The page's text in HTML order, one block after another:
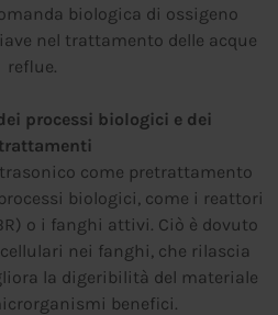
biologica di ossigeno
nel trattamento delle acque
reflue.
processi biologici e dei
come pretrattamento
biologici, come i reattori
o i fanghi attivi. Ciò è dovuto
nei fanghi, che rilascia
la digeribilità del materiale
benefici.